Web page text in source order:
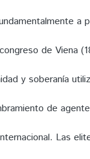
a
de Viena
y soberanía
de
Las